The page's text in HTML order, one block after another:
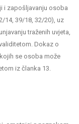
i zapošljavanju osoba
14, 39/18, 32/20), uz
traženih uvjeta,
Dokaz o
se osoba može
iz članka 13.